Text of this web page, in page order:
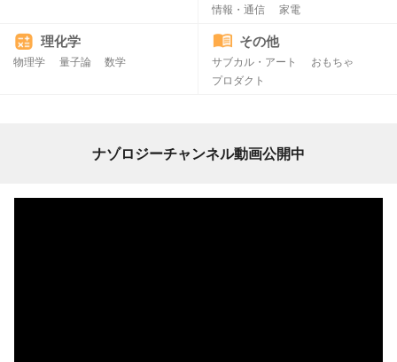
情報・通信
家電
理化学
物理学 量子論 数学
その他
サブカル・アート
おもちゃ
プロダクト
ナゾロジーチャンネル動画公開中